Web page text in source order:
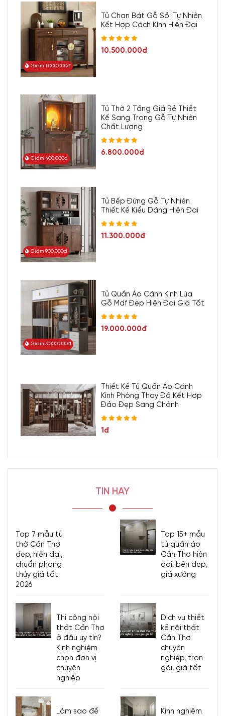
Giảm 1.000.000đ
Tủ Chạn Bát Gỗ Sồi Tự Nhiên
Kết Hợp Cách Kính Hiện Đại
10.500.000đ
Giảm 400.000đ
Tủ Thờ 2 Tầng Giá Rẻ Thiết
Kế Sang Trọng Gỗ Tự Nhiên
Chất Lượng
6.800.000đ
Giảm 900.000đ
Tủ Bếp Đứng Gỗ Tự Nhiên
Thiết Kế Kiểu Dáng Hiện Đại
11.300.000đ
Giảm 3.000.000đ
Tủ Quần Áo Cánh Kính Lùa
Gỗ Mdf Đẹp Hiện Đại Giá Tốt
19.000.000đ
Thiết Kế Tủ Quần Áo Cánh
Kính Phòng Thay Đồ Kết Hợp
Đảo Đẹp Sang Chảnh
1đ
TIN HAY
Top 7 mẫu tủ
thờ Cần Thơ
đẹp, hiện đại,
chuẩn phong
thủy giá tốt
2026
Top 15+ mẫu
tủ quần áo
Cần Thơ hiện
đại, bền đẹp,
giá xưởng
Thi công nội
thất Cần Thơ
ở đâu uy tín?
Kinh nghiệm
chọn đơn vị
chuyên
nghiệp
Dịch vụ thiết
kế nội thất
Cần Thơ
chuyên
nghiệp, trọn
gói, giá tốt
Làm sao để
Kinh nghiệm